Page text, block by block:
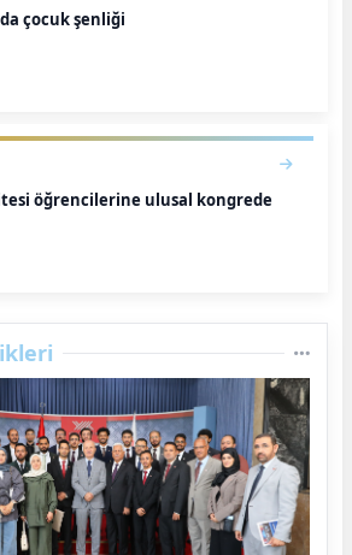
çocuk şenliği
öğrencilerine ulusal kongrede